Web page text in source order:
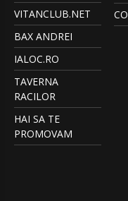
VITANCLUB.NET
BAX ANDREI
IALOC.RO
TAVERNA
RACILOR
HAI SA TE
PROMOVAM